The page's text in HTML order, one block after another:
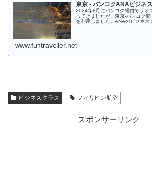
東京 - バンコクANAビジネ
2024年8月にバンコク経由でラオ
ってきましたが、東京-バンコク
を利用しました。ANAのビジネス
www.funtraveller.net
ビジネスクラス フィリピン航空
スポンサーリンク